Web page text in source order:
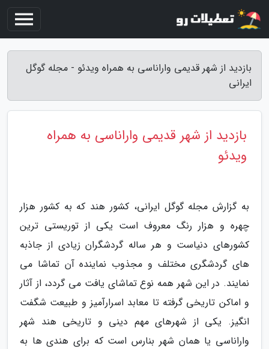
بازدید از شهر قدیمی واراناسی به همراه ویدئو - مجله گوگل
ایرانی
بازدید از شهر قدیمی واراناسی به همراه
ویدئو
به گزارش مجله گوگل ایرانی، کشور هند که به کشور هزار
چهره و هزار رنگ معروف است یکی از توریستی ترین
کشورهای دنیاست و هر ساله گردشگران زیادی از جاذبه
های گردشگری مختلف و مجذوب نماینده آن تماشا می
نمایند. در این شهر همه نوع تماشای یافت می گردد، از آثار
و اماکن تاریخی گرفته تا معابد اسرارآمیز و طبیعت شگفت
انگیز. یکی از شهرهای مهم دینی و تاریخی هند شهر
واراناسی یا همان شهر بنارس است که برای هندی ها به